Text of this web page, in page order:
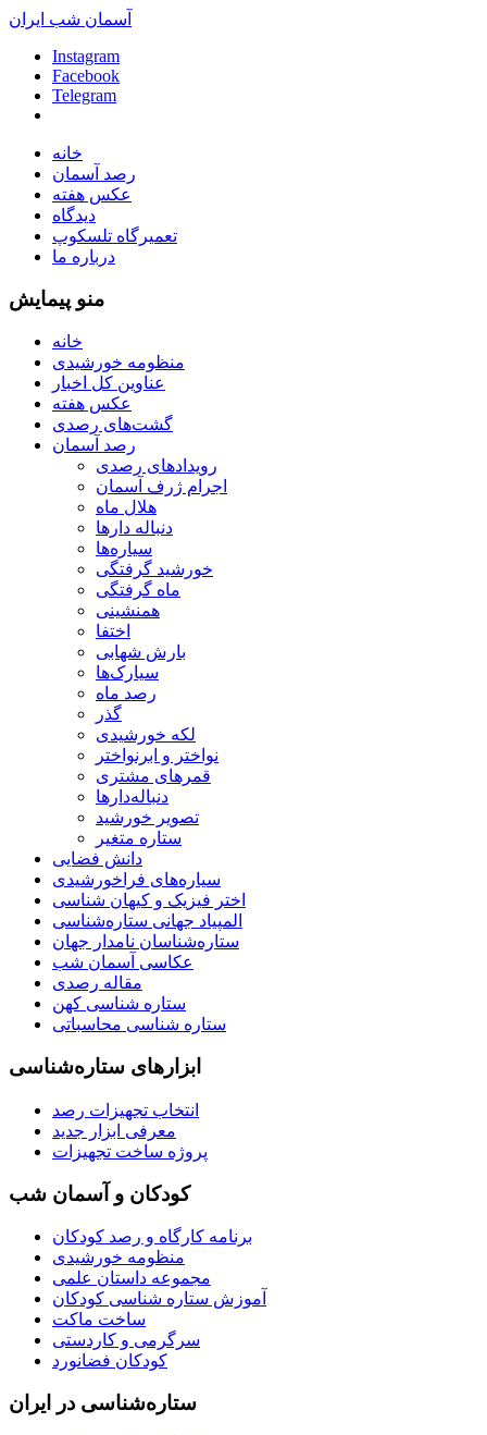
آسمان شب ایران
Instagram
Facebook
Telegram
خانه
رصد آسمان
عکس هفته
دیدگاه
تعمیرگاه تلسکوپ
درباره ما
منو پیمایش
خانه
منظومه خورشیدی
عناوین کل اخبار
عکس هفته
گشت‌های رصدی
رصد آسمان
رویدادهای رصدی
اجرام ژرف آسمان
هلال ماه
دنباله دارها
سیاره‌ها
خورشید گرفتگی
ماه گرفتگی
همنشینی
اختفا
بارش شهابی
سیارک‌ها
رصد ماه
گذر
لکه خورشیدی
نواختر و ابرنواختر
قمرهای مشتری
دنباله‌دارها
تصویر خورشید
ستاره متغیر
دانش فضایی
سیاره‌های فراخورشیدی
اختر فیزیک و کیهان شناسی
المپیاد جهانی ستاره‌شناسی
ستاره‌شناسان نامدار جهان
عکاسی آسمان شب
مقاله رصدی
ستاره شناسی کهن
ستاره شناسی محاسباتی
ابزارهای ستاره‌شناسی
انتخاب تجهیزات رصد
معرفی ابزار جدید
پروژه ساخت تجهیزات
کودکان و آسمان شب
برنامه‌ کارگاه و رصد کودکان
منظومه خورشیدی
مجموعه داستان علمی
آموزش ستاره شناسی کودکان
ساخت ماکت
سرگرمی و کاردستی
کودکان فضانورد
ستاره‌شناسی در ایران